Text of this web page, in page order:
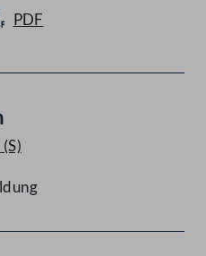
PDF
(S)